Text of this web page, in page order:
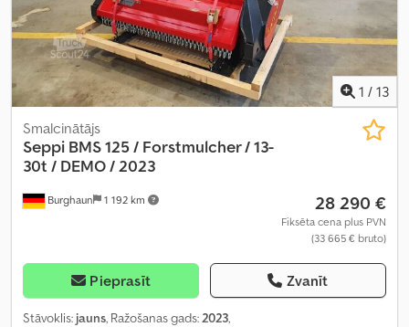
1 / 13
Burghaun 1 192 km
Smalcinātājs
Seppi BMS 125 / Forstmulcher / 13-
30t / DEMO / 2023
28 290 €
Fiksēta cena plus PVN
(33 665 € bruto)
Pieprasīt Zvanīt
Stāvoklis: jauns, Ražošanas gads: 2023,